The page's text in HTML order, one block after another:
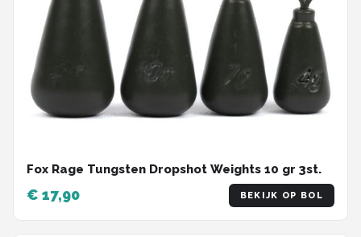
Fox Rage Tungsten Dropshot Weights 10 gr 3st.
€ 17,90 BEKIJK OP BOL